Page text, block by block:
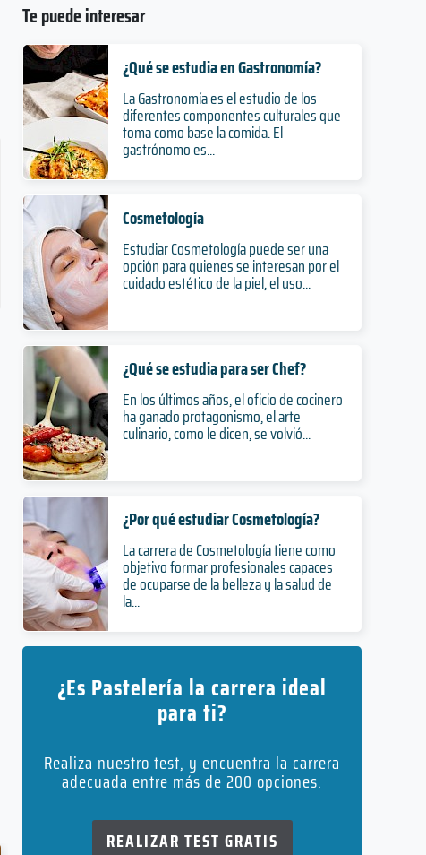
Te puede interesar
¿Qué se estudia en Gastronomía?
La Gastronomía es el estudio de los
diferentes componentes culturales que
toma como base la comida. El
gastrónomo es...
Cosmetología
Estudiar Cosmetología puede ser una
opción para quienes se interesan por el
cuidado estético de la piel, el uso...
¿Qué se estudia para ser Chef?
En los últimos años, el oficio de cocinero
ha ganado protagonismo, el arte
culinario, como le dicen, se volvió...
¿Por qué estudiar Cosmetología?
La carrera de Cosmetología tiene como
objetivo formar profesionales capaces
de ocuparse de la belleza y la salud de
la...
¿Es Pastelería la carrera ideal
para ti?
Realiza nuestro test, y encuentra la carrera
adecuada entre más de 200 opciones.
REALIZAR TEST GRATIS